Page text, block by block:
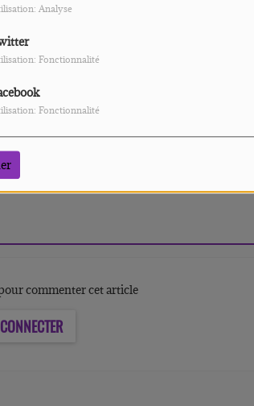
Analyse
Fonctionnalité
Fonctionnalité
commenter cet article